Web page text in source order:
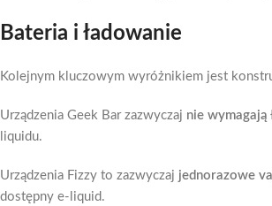
Bateria i ładowanie
Kolejnym kluczowym wyróżnikiem jest
Urządzenia Geek Bar zazwyczaj nie wymagają
liquidu.
Urządzenia Fizzy to zazwyczaj jednorazowe
dostępny e-liquid.